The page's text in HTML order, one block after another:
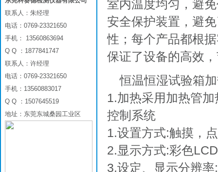
室内温度均匀，避
安全保护装置，避
性；每个产品都根
保证了设备的高效
恒温恒湿试验箱
1.加热采用加热管
控制系统
1.设置方式:触摸，
2.显示方式:彩色
3.设定、显示分辨
联系人：朱经理
电话：0769-23321650
手机： 13560863694
Q Q ：1877841747
联系人：许经理
电话：0769-23321650
手机：13560883017
Q Q ：1507645519
地址：东莞东城桑园工业区